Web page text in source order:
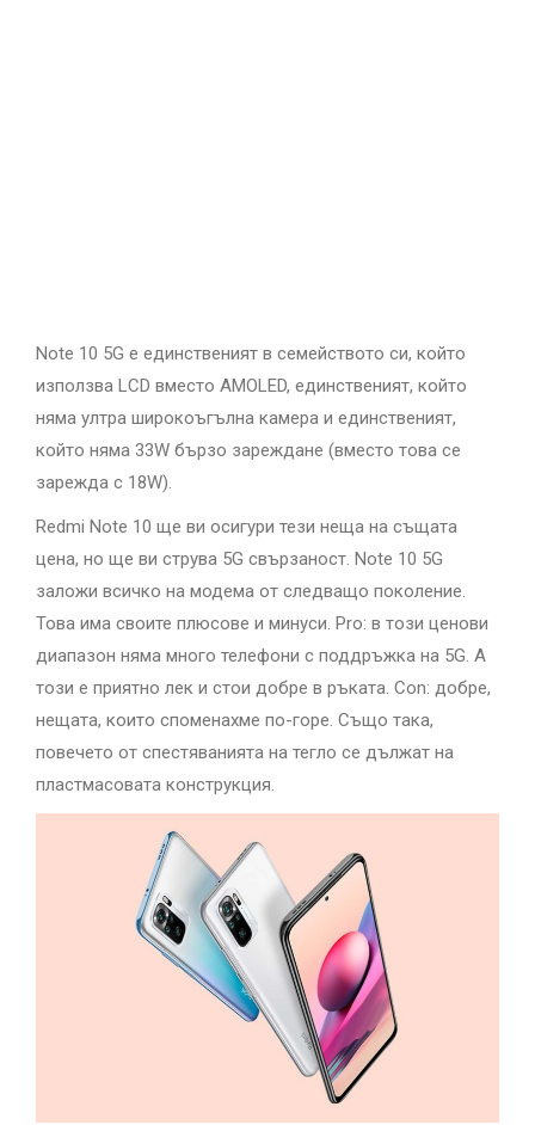
Note 10 5G е единственият в семейството си, който
използва LCD вместо AMOLED, единственият, който
няма ултра широкоъгълна камера и единственият,
който няма 33W бързо зареждане (вместо това се
зарежда с 18W).
Redmi Note 10 ще ви осигури тези неща на същата
цена, но ще ви струва 5G свързаност. Note 10 5G
заложи всичко на модема от следващо поколение.
Това има своите плюсове и минуси. Pro: в този ценови
диапазон няма много телефони с поддръжка на 5G. А
този е приятно лек и стои добре в ръката. Con: добре,
нещата, които споменахме по-горе. Също така,
повечето от спестяванията на тегло се дължат на
пластмасовата конструкция.